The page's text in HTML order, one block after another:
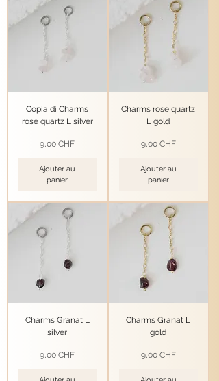
Copia di Charms
rose quartz L silver
Prix
9,00 CHF
Ajouter au
panier
Charms rose quartz
L gold
Prix
9,00 CHF
Ajouter au
panier
Charms Granat L
silver
Prix
9,00 CHF
Charms Granat L
gold
Prix
9,00 CHF